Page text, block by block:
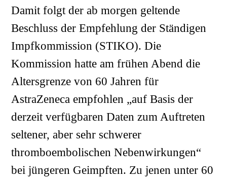
Damit folgt der ab morgen geltende
Beschluss der Empfehlung der Ständigen
Impfkommission (STIKO). Die
Kommission hatte am frühen Abend die
Altersgrenze von 60 Jahren für
AstraZeneca empfohlen „auf Basis der
derzeit verfügbaren Daten zum Auftreten
seltener, aber sehr schwerer
thromboembolischen Nebenwirkungen“
bei jüngeren Geimpften. Zu jenen unter 60